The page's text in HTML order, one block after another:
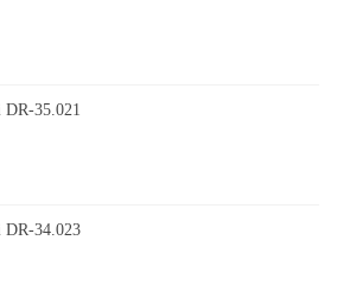
35.021
DR-34.023